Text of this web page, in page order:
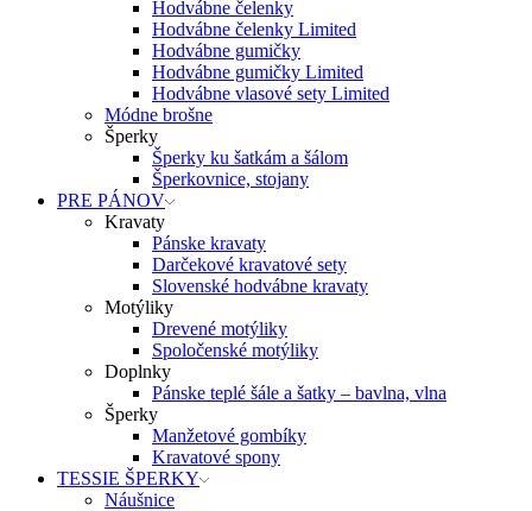
Hodvábne čelenky
Hodvábne čelenky Limited
Hodvábne gumičky
Hodvábne gumičky Limited
Hodvábne vlasové sety Limited
Módne brošne
Šperky
Šperky ku šatkám a šálom
Šperkovnice, stojany
PRE PÁNOV
Kravaty
Pánske kravaty
Darčekové kravatové sety
Slovenské hodvábne kravaty
Motýliky
Drevené motýliky
Spoločenské motýliky
Doplnky
Pánske teplé šále a šatky – bavlna, vlna
Šperky
Manžetové gombíky
Kravatové spony
TESSIE ŠPERKY
Náušnice